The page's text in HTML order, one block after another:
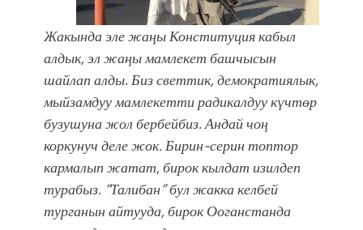
Жакында эле жаңы Конституция кабыл
алдык, эл жаңы мамлекет башчысын
шайлап алды. Биз светтик, демократиялык,
мыйзамдуу мамлекетти радикалдуу күчтөр
бузушуна жол бербейбиз. Андай чоң
коркунуч деле жок. Бирин-серин топтор
кармалып жатат, бирок кылдат изилдеп
турабыз. “Талибан” бул жакка келбей
турганын айтууда, бирок Ооганстанда